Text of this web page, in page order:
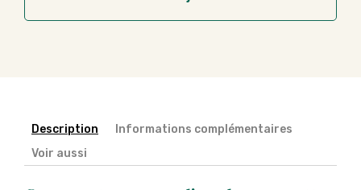
Description
Informations complémentaires
Voir aussi